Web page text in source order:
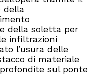
della
della soletta per
infiltrazioni
l’usura delle
di materiale
sul ponte